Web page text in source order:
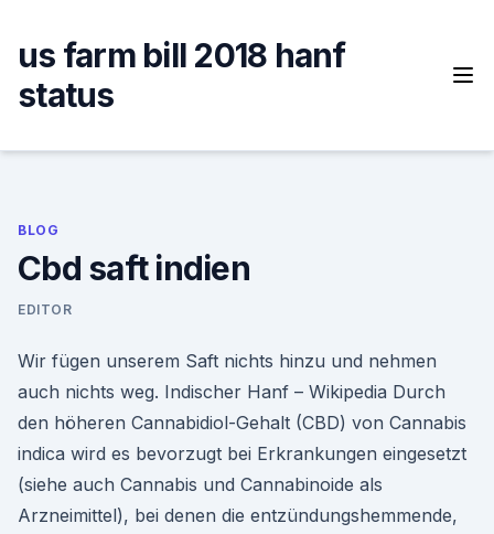
content
us farm bill 2018 hanf
status
BLOG
Cbd saft indien
EDITOR
Wir fügen unserem Saft nichts hinzu und nehmen
auch nichts weg. Indischer Hanf – Wikipedia Durch
den höheren Cannabidiol-Gehalt (CBD) von Cannabis
indica wird es bevorzugt bei Erkrankungen eingesetzt
(siehe auch Cannabis und Cannabinoide als
Arzneimittel), bei denen die entzündungshemmende,